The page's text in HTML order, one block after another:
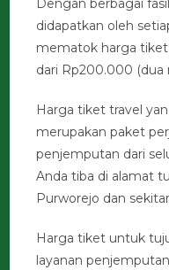
Dengan berbagai
didapatkan oleh
mematok harga tiket
dari Rp200.000 (dua
Harga tiket travel
merupakan paket
penjemputan dari
Anda tiba di alamat
Purworejo dan
Harga tiket untuk
layanan